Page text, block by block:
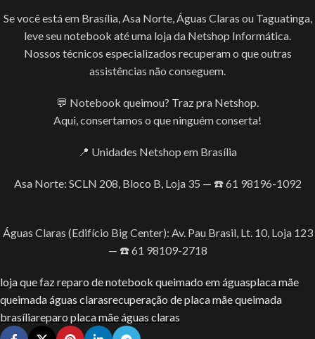
Se você está em Brasília, Asa Norte, Águas Claras ou Taguatinga,
leve seu notebook até uma loja da Netshop Informática.
Nossos técnicos especializados recuperam o que outras
assistências não conseguem.
💬 Notebook queimou? Traz pra Netshop.
Aqui, consertamos o que ninguém conserta!
📍 Unidades Netshop em Brasília
Asa Norte: SCLN 208, Bloco B, Loja 35 — ☎️ 61 98196-1092
Águas Claras (Edifício Big Center): Av. Pau Brasil, Lt. 10, Loja 123
— ☎️ 61 98109-2718
loja que faz reparo de notebook queimado em águasplaca mãe
queimada águas clarasrecuperação de placa mãe queimada
brasíliareparo placa mãe águas claras